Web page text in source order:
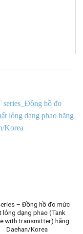
– Đồng hồ đo mức
lỏng dạng phao (Tank
with transmitter) hãng
Daehan/Korea